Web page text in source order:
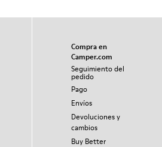
Compra en
Camper.com
Seguimiento del
pedido
Pago
Envíos
Devoluciones y
cambios
Buy Better